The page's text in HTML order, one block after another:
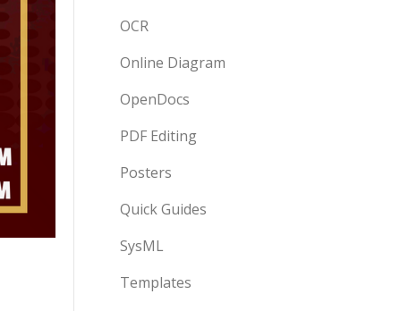
OCR
Online Diagram
OpenDocs
PDF Editing
Posters
Quick Guides
SysML
Templates